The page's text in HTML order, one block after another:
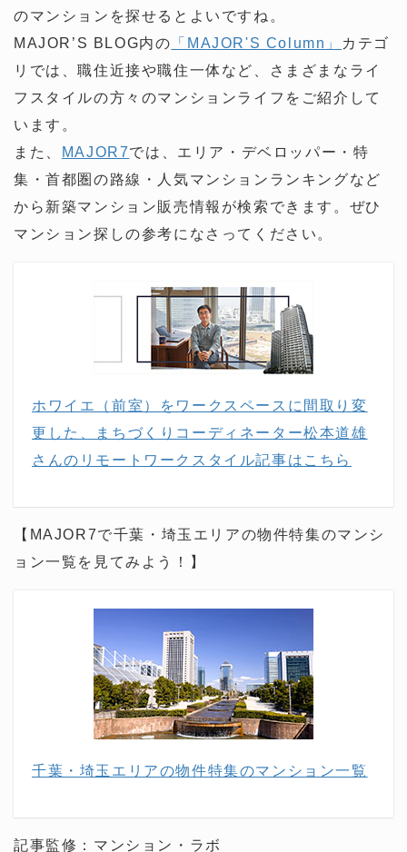
のマンションを探せるとよいですね。
MAJOR’S BLOG内の 「MAJOR'S Column」
カテゴ
リでは、職住近接や職住一体など、さまざまなライ
フスタイルの方々のマンションライフをご紹介して
います。
また、
MAJOR7では、エリア・デベロッパー・特
集・首都圏の路線・人気マンションランキングなど
から新築マンション販売情報が検索できます。ぜひ
マンション探しの参考になさってください。
ホワイエ（前室）をワークスペースに間取り変
更した、まちづくりコーディネーター松本道雄
さんのリモートワークスタイル記事はこちら
【MAJOR7で千葉・埼玉エリアの物件特集のマンシ
ョン一覧を見てみよう！】
千葉・埼玉エリアの物件特集のマンション一覧
記事監修：マンション・ラボ